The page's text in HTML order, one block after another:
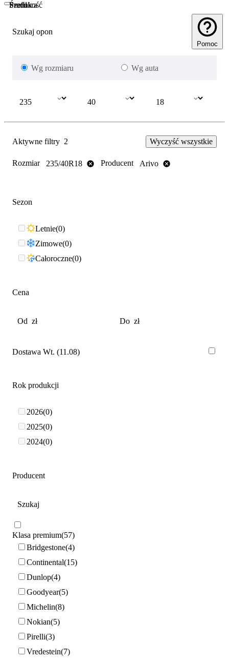
Szukaj opon
Pomoc
Wg rozmiaru Wg auta
Szerokość
Profil
Średnica
Aktywne filtry 2 Wyczyść wszystkie
Rozmiar 235/40R18 Producent Arivo
Sezon
Letnie 0
Zimowe 0
Całoroczne 0
Cena
Dostawa Wt. (11.08)
Rok produkcji
2026 0
2025 0
2024 0
Producent
Klasa premium 57
Bridgestone 4
Continental 15
Dunlop 4
Goodyear 5
Michelin 8
Nokian 5
Pirelli 3
Vredestein 7